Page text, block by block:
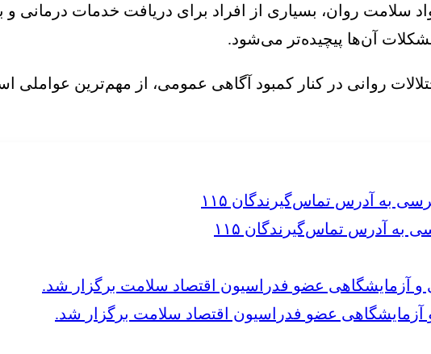
سلامت روان، بسیاری از افراد برای دریافت خدمات درمانی و
آن‌ها پیچیده‌تر می‌شود.
روانی در کنار کمبود آگاهی عمومی، از مهم‌ترین
آدرس تماس‌گیرندگان ۱۱۵
عضو فدراسیون اقتصاد سلامت برگزار شد.